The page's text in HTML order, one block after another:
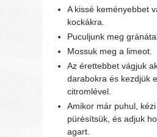
A kissé keményebbet
kockákra.
Puculjunk meg
Mossuk meg a limeot.
Az érettebbet vágjuk
darabokra és kezdjük
citromlével.
Amikor már puhul,
pürésítsük, és adjuk
agart.